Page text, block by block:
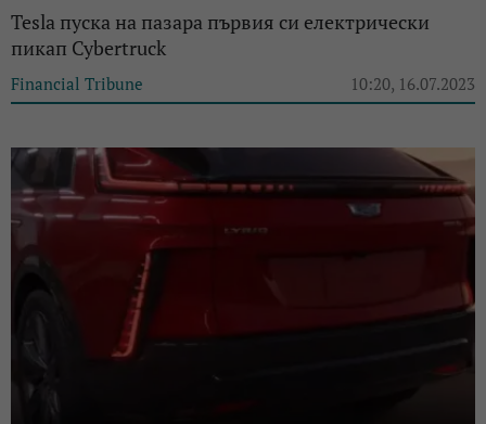
Tesla пуска на пазара първия си електрически
пикап Cybertruck
Financial Tribune 10:20, 16.07.2023